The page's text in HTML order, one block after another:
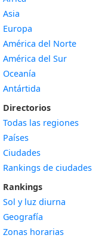
Asia
Europa
América del Norte
América del Sur
Oceanía
Antártida
Directorios
Todas las regiones
Países
Ciudades
Rankings de ciudades
Rankings
Sol y luz diurna
Geografía
Zonas horarias